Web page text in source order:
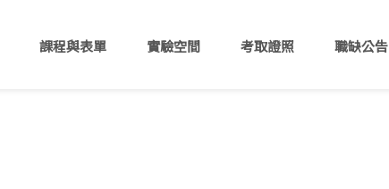
課程與表單 實驗空間 考取證照 職缺公告